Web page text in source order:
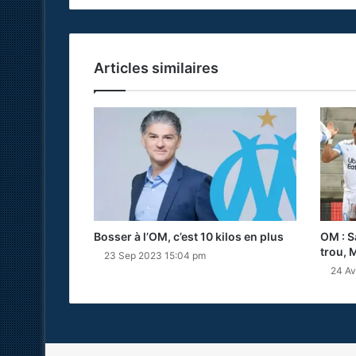
Articles similaires
Bosser à l’OM, c’est 10 kilos en plus
23 Sep 2023 15:04 pm
OM :
trou,
24